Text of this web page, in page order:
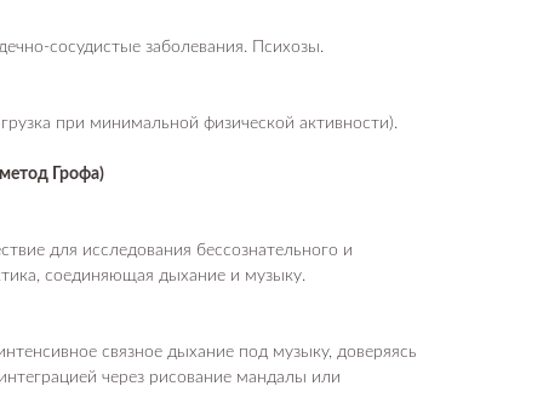
сосудистые заболевания. Психозы.
при минимальной физической активности).
Грофа)
для исследования бессознательного и
соединяющая дыхание и музыку.
связное дыхание под музыку, доверяясь
через рисование мандалы или